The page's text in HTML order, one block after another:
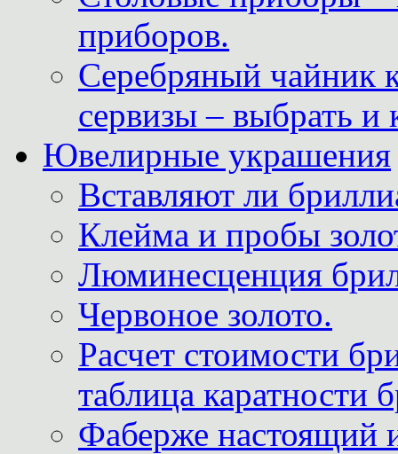
приборов.
Серебряный чайник
сервизы – выбрать и
Ювелирные украшения
Вставляют ли
Клейма и пробы
Люминесценция
Червоное золото.
Расчет стоимости
таблица каратности
Фаберже настоящий